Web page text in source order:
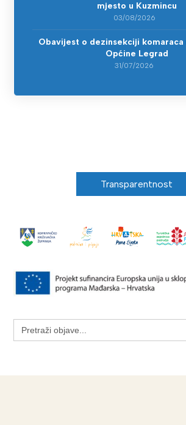
mjesto u Kuzmincu
03/08/2026
Obavijest o dezinsekciji komaraca
Općine Legrad
31/07/2026
Transparentnost
Search
for: